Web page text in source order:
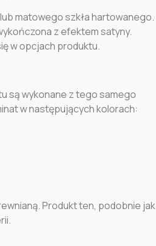
matowego szkła hartowanego.
z efektem satyny.
w opcjach produktu.
są wykonane z tego samego
w następujących kolorach:
Produkt ten, podobnie jak